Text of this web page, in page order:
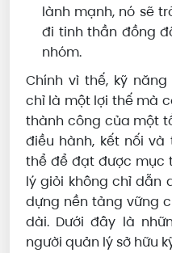
lành mạnh, nó sẽ
đi tinh thần đồng
nhóm.
Chính vì thế, kỹ
chỉ là một lợi thế mà
thành công của một
điều hành, kết nối
thể để đạt được mục
lý giỏi không chỉ dẫn
dựng nền tảng vững
dài. Dưới đây là
người quản lý sở hữu